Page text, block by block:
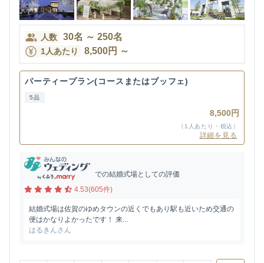
人数 30名 ～ 250名
1人あたり 8,500円 ～
パーティープラン(コースまたはブッフェ)
5品
8,500円
（1人あたり・税込）
詳細を見る
での結婚式場としての評価
4.53(605件)
結婚式場は佐賀のゆめタウンの近くでもあり駅も近いため交通の
便はかなりよかったです！ 来...
はるきんさん